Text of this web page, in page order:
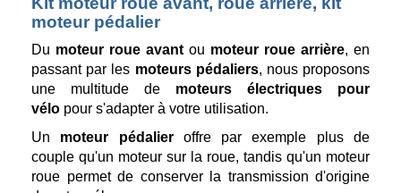
moteur pédalier
Du moteur roue avant ou moteur roue arrière, en
passant par les moteurs pédaliers, nous proposons
une multitude de
moteurs électriques pour
vélo pour s'adapter à votre utilisation.
Un
moteur pédalier
offre par exemple plus de
couple qu'un moteur sur la roue, tandis qu'un moteur
roue permet de conserver la transmission d'origine